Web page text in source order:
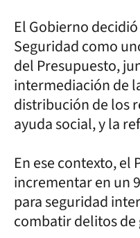
El Gobierno
Seguridad como
del Presupuesto,
intermediación de
distribución de los
ayuda social, y la
En ese contexto, el
incrementar en un
para seguridad
combatir delitos de